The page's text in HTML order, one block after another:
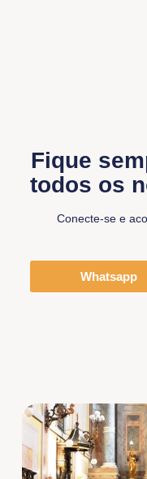
Fique
todos os
Conecte-se e
Whatsapp